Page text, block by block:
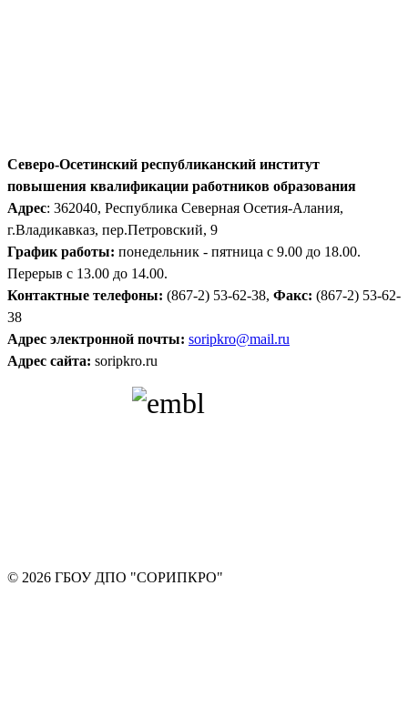
Северо-Осетинский республиканский институт
повышения квалификации работников образования
Адрес: 362040, Республика Северная Осетия-Алания,
г.Владикавказ, пер.Петровский, 9
График работы: понедельник - пятница с 9.00 до 18.00.
Перерыв с 13.00 до 14.00.
Контактные телефоны: (867-2) 53-62-38, Факс: (867-2) 53-62-
38
Адрес электронной почты: soripkro@mail.ru
Адрес сайта: soripkro.ru
© 2026 ГБОУ ДПО "СОРИПКРО"